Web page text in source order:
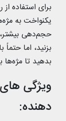
برای استفاده
یکنواخت به
حجم‌دهی بیشتر،
بزنید، اما
بدهید تا
ویژگی‌
دهنده: